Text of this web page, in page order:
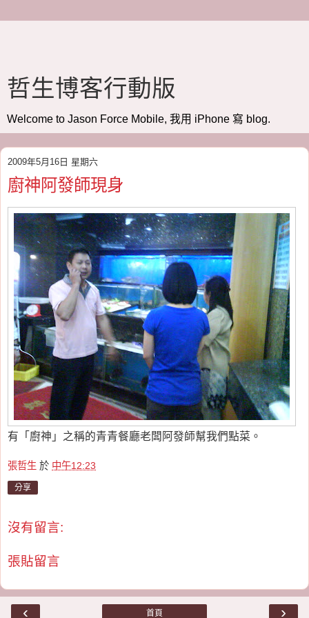
哲生博客行動版
Welcome to Jason Force Mobile, 我用 iPhone 寫 blog.
2009年5月16日 星期六
廚神阿發師現身
有「廚神」之稱的青青餐廳老闆阿發師幫我們點菜。
張哲生 於 中午12:23
分享
沒有留言:
張貼留言
‹ ›
首頁